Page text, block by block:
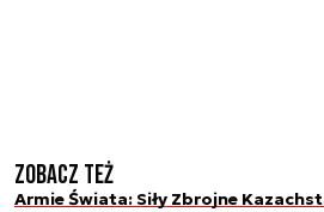
Zobacz też
Armie Świata: Siły Zbrojne